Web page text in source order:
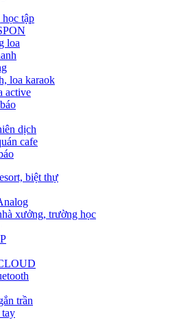
tập
loa
loa karaok
active
dịch
cafe
biệt thự
xưởng, trường học
trần
tay